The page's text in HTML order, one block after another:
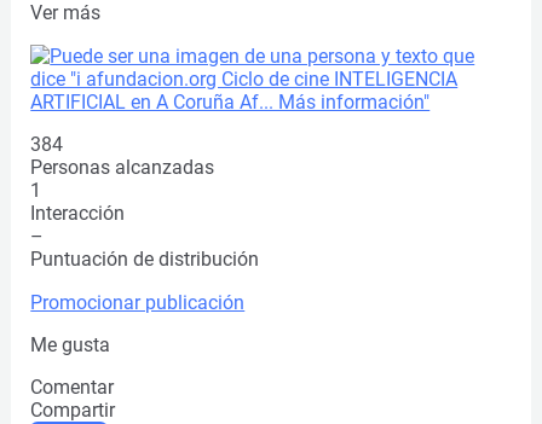
Ver más
384
Personas alcanzadas
1
Interacción
–
Puntuación de distribución
Promocionar publicación
Me gusta
Comentar
Compartir